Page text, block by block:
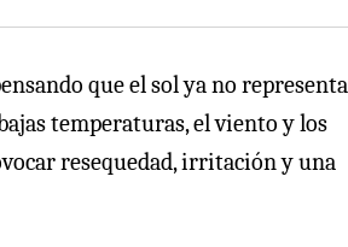
que el sol ya no
temperaturas, el viento y los
resequedad, irritación y una